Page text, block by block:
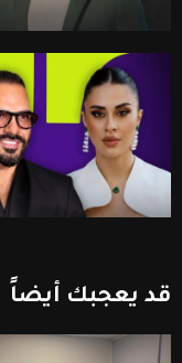
قد يعجبك أيضاً